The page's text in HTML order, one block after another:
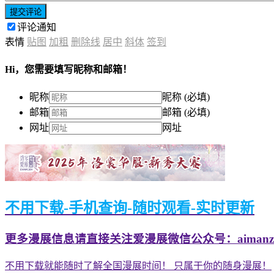
提交评论
评论通知
表情 贴图 加粗 删除线 居中 斜体 签到
Hi，您需要填写昵称和邮箱！
昵称
昵称 (必填)
邮箱
邮箱 (必填)
网址
网址
不用下载-手机查询-随时观看-实时更新
更多漫展信息请直接关注爱漫展微信公众号：
不用下载就能随时了解全国漫展时间！ 只属于你的随身漫展！